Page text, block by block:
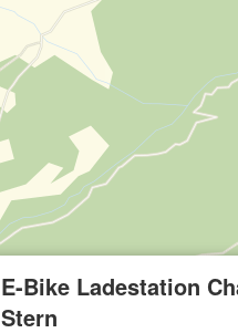
E-Bike Ladestation
Stern